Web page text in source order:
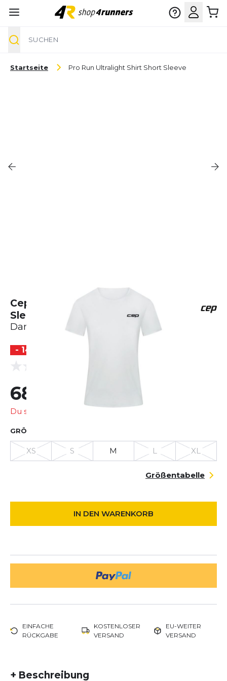
Startseite Pro Run Ultralight Shirt Short Sleeve
Cep Pro Run Ultralight Shirt Short
Sleeve
Damen
- 14 %
0.0
(0 Bewertungen)
68,99 €
Du sparst
GRÖSSE AUSWÄHLEN
XS S M L XL
Größentabelle
IN DEN WARENKORB
EINFACHE
RÜCKGABE
KOSTENLOSER
VERSAND
EU-WEITER
VERSAND
+ Beschreibung